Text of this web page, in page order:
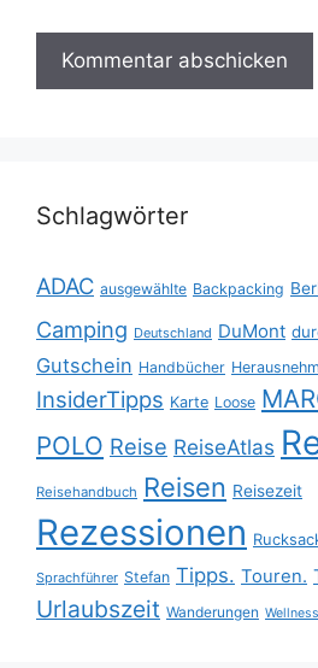
Schlagwörter
ADAC ausgewählte Backpacking
Camping Deutschland DuMont
Gutschein Handbücher
InsiderTipps Karte Loose
POLO Reise ReiseAtlas
Reisehandbuch Reisen Reisezeit
Rezessionen
Sprachführer Stefan Tipps. Touren.
Urlaubszeit Wanderungen Wellness